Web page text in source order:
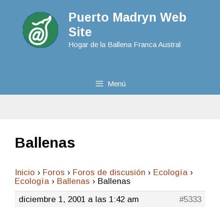
Puerto Madryn Web
Site
Hogar de la Ballena Franca Austral
Menú
Ballenas
Inicio › Foros › Foros de discusión › Ecologí­a ›
Ecologí­a › Ballenas › Ballenas
diciembre 1, 2001 a las 1:42 am
#5333